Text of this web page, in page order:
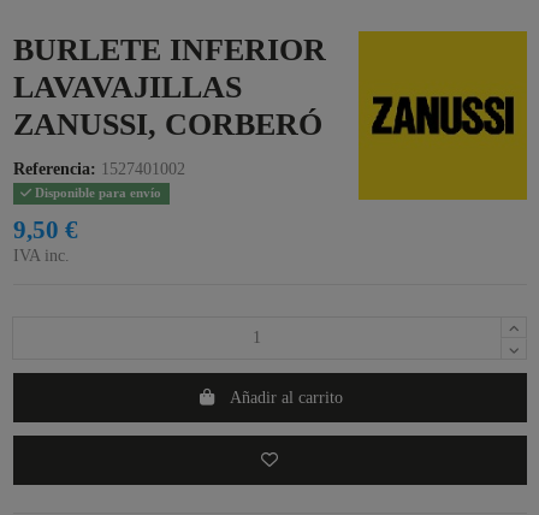
BURLETE INFERIOR
LAVAVAJILLAS
ZANUSSI, CORBERÓ
Referencia: 1527401002
Disponible para envío
9,50 €
IVA inc.
Añadir al carrito